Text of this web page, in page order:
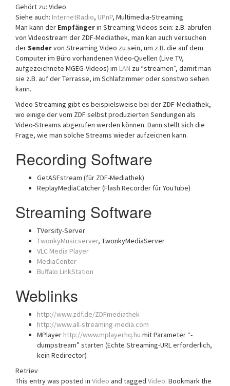
Gehört zu: Video
Siehe auch: InternetRadio, UPnP, Multimedia-Streaming
Man kann der Empfängerin Streaming Videos sein: z.B. abrufen
von Videostream der ZDF-Mediathek, man kan auch versuchen
derSendervon Streaming Video zu sein, um z.B. die auf dem
Computer im Büro vorhandenen Video-Quellen (Live TV,
aufgezeichnete MGEG-Videos) im LAN zu “streamen”, damit man
sie z.B. auf der Terrasse, im Schlafzimmer oder sonstwo sehen
kann.
Video Streaming gibt es beispielsweise bei der ZDF-Mediathek,
wo einige der vom ZDF selbst produzierten Sendungen als
Video-Streams abgerufen werden können. Dann stellt sich die
Frage, wie man solche Streams wieder aufzeicnen kann.
Recording Software
GetASFstream (für ZDF-Mediathek)
ReplayMediaCatcher (Flash Recorder für YouTube)
Streaming Software
TVersity-Server
TwonkyMusicserver, TwonkyMediaServer
VLC Media Player
MediaCenter
Buffalo LinkStation
Weblinks
http://www.zdf.de/ZDFmediathek
http://www.all-streaming-media.com
MPlayer http://www.mplayerhq.hu mit Parameter “-
dumpstream” starten (Echte Streaming-URL erforderlich,
kein Redirector)
Retriev
This entry was posted in Video and tagged Video. Bookmark the